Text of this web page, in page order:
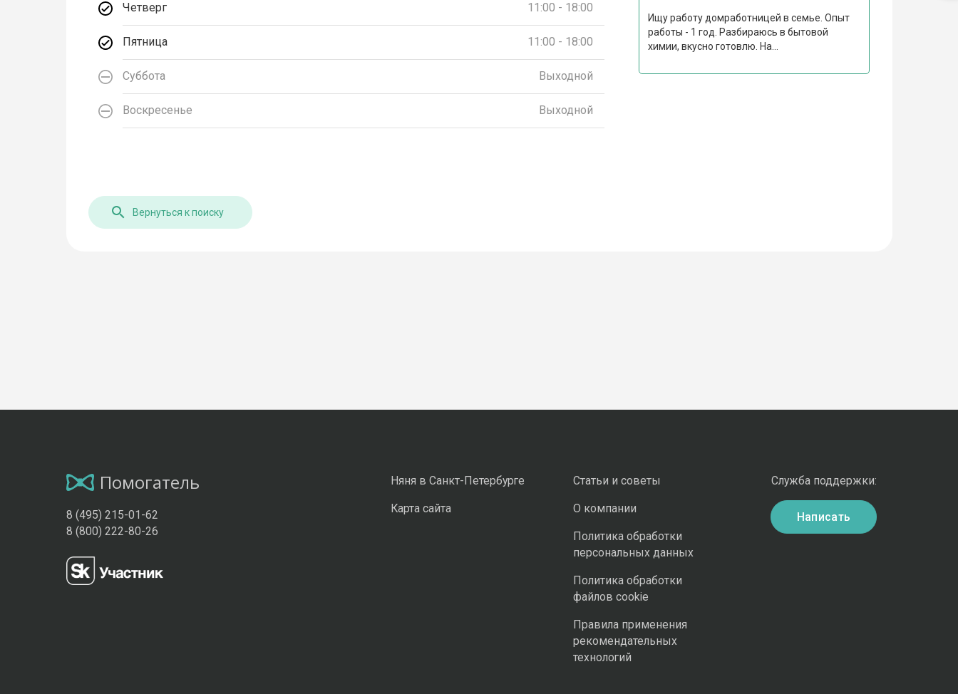
Четверг 11:00 - 18:00
Пятница 11:00 - 18:00
Суббота Выходной
Воскресенье Выходной
Ищу работу домработницей в семье. Опыт
работы - 1 год. Разбираюсь в бытовой
химии, вкусно готовлю. На...
Вернуться к поиску
Помогатель
8 (495) 215-01-62
8 (800) 222-80-26
Няня в Санкт-Петербурге
Карта сайта
Статьи и советы
О компании
Политика обработки
персональных данных
Политика обработки
файлов cookie
Правила применения
рекомендательных
технологий
Служба поддержки:
Написать